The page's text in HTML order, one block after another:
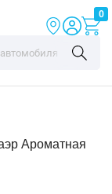
0
Ароматная